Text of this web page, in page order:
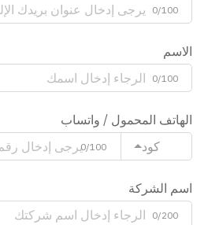
0/100
الاسم
0/100
الهاتف المحمول / واتساب
كود
0/100
اسم الشركة
0/200